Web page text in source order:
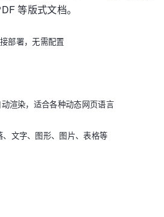
等版式文档。
部署，无需配置
渲染，适合各种动态网页语言
文字、图形、图片、表格等